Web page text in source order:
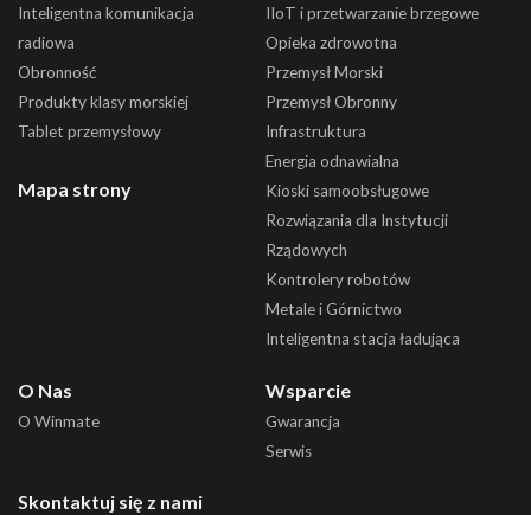
Inteligentna komunikacja
radiowa
Obronność
Produkty klasy morskiej
Tablet przemysłowy
Mapa strony
IIoT i przetwarzanie brzegowe
Opieka zdrowotna
Przemysł Morski
Przemysł Obronny
Infrastruktura
Energia odnawialna
Kioski samoobsługowe
Rozwiązania dla Instytucji
Rządowych
Kontrolery robotów
Metale i Górnictwo
Inteligentna stacja ładująca
O Nas
O Winmate
Wsparcie
Gwarancja
Serwis
Skontaktuj się z nami